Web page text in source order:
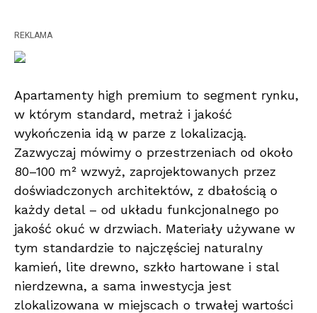
REKLAMA
Apartamenty high premium to segment rynku,
w którym standard, metraż i jakość
wykończenia idą w parze z lokalizacją.
Zazwyczaj mówimy o przestrzeniach od około
80–100 m² wzwyż, zaprojektowanych przez
doświadczonych architektów, z dbałością o
każdy detal – od układu funkcjonalnego po
jakość okuć w drzwiach. Materiały używane w
tym standardzie to najczęściej naturalny
kamień, lite drewno, szkło hartowane i stal
nierdzewna, a sama inwestycja jest
zlokalizowana w miejscach o trwałej wartości